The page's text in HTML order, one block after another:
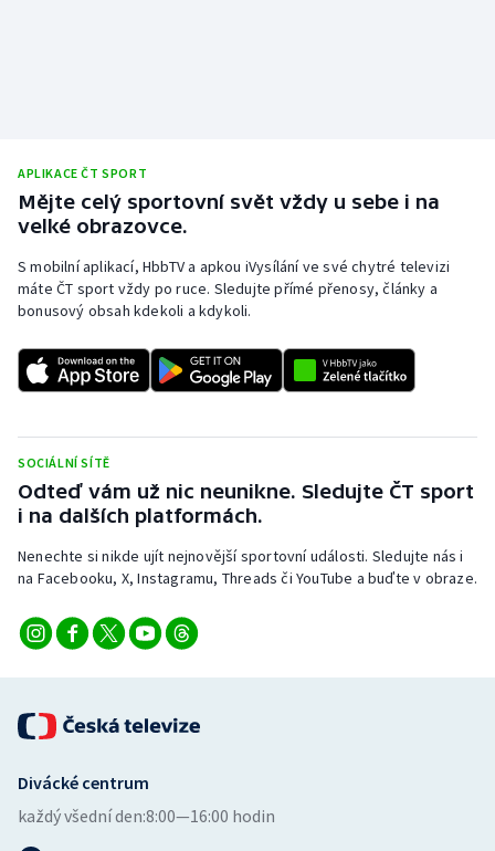
APLIKACE ČT SPORT
Mějte celý sportovní svět vždy u sebe i na
velké obrazovce.
S mobilní aplikací, HbbTV a apkou iVysílání ve své chytré televizi
máte ČT sport vždy po ruce. Sledujte přímé přenosy, články a
bonusový obsah kdekoli a kdykoli.
SOCIÁLNÍ SÍTĚ
Odteď vám už nic neunikne. Sledujte ČT sport
i na dalších platformách.
Nenechte si nikde ujít nejnovější sportovní události. Sledujte nás i
na Facebooku, X, Instagramu, Threads či YouTube a buďte v obraze.
Divácké centrum
každý všední den:8:00—16:00 hodin